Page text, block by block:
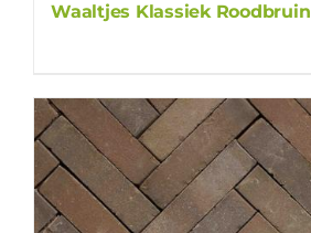
Waaltjes Klassiek Roodbruin